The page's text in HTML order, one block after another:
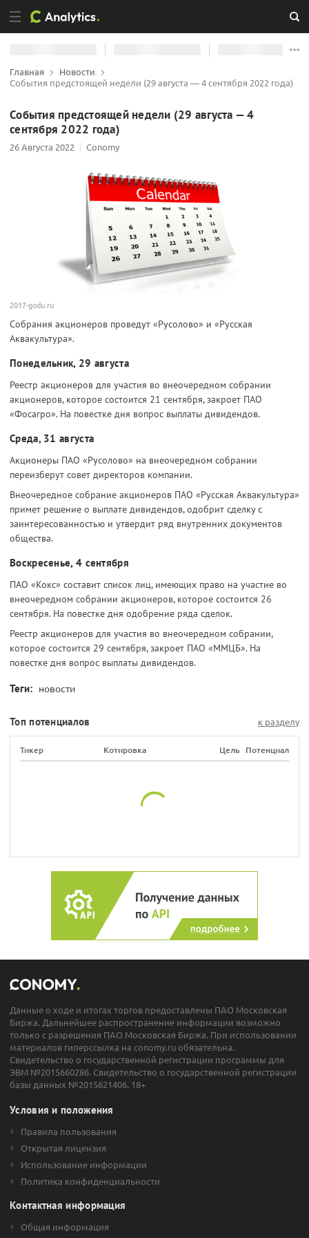
Главная
Новости
События предстоящей недели (29 августа — 4 сентября 2022 года)
События предстоящей недели (29 августа — 4
сентября 2022 года)
26 Августа 2022 Conomy
2017-godu.ru
Собрания акционеров проведут «Русолово» и «Русская
Аквакультура».
Понедельник, 29 августа
Реестр акционеров для участия во внеочередном собрании
акционеров, которое состоится 21 сентября, закроет ПАО
«Фосагро». На повестке дня вопрос выплаты дивидендов.
Среда, 31 августа
Акционеры ПАО «Русолово» на внеочередном собрании
переизберут совет директоров компании.
Внеочередное собрание акционеров ПАО «Русская Аквакультура»
примет решение о выплате дивидендов, одобрит сделку с
заинтересованностью и утвердит ряд внутренних документов
общества.
Воскресенье, 4 сентября
ПАО «Кокс» составит список лиц, имеющих право на участие во
внеочередном собрании акционеров, которое состоится 26
сентября. На повестке дня одобрение ряда сделок.
Реестр акционеров для участия во внеочередном собрании,
которое состоится 29 сентября, закроет ПАО «ММЦБ». На
повестке дня вопрос выплаты дивидендов.
Теги: новости
Топ потенциалов к разделу
Тикер Котировка Цель Потенциал
Данные о ходе и итогах торгов предоставлены ПАО Московская
Биржа. Дальнейшее распространение информации возможно
только с разрешения ПАО Московская Биржа. При использовании
материалов гиперссылка на conomy.ru обязательна.
Свидетельство о государственной регистрации программы для
ЭВМ №2015660286. Свидетельство о государственной регистрации
базы данных №2015621406. 18+
Условия и положения
Правила пользования
Открытая лицензия
Использование информации
Политика конфиденциальности
Контактная информация
Общая информация